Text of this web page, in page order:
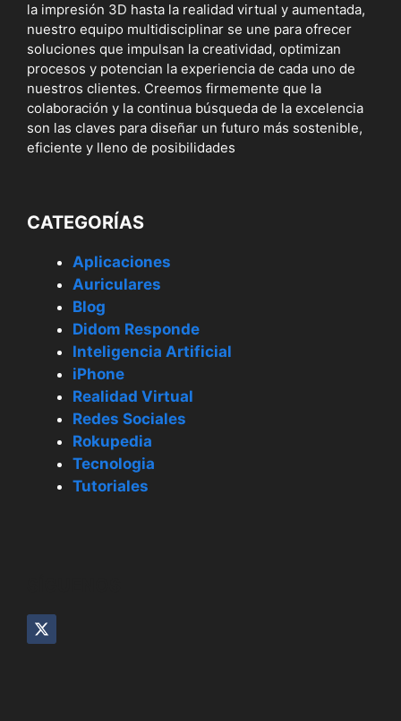
la impresión 3D hasta la realidad virtual y aumentada,
nuestro equipo multidisciplinar se une para ofrecer
soluciones que impulsan la creatividad, optimizan
procesos y potencian la experiencia de cada uno de
nuestros clientes. Creemos firmemente que la
colaboración y la continua búsqueda de la excelencia
son las claves para diseñar un futuro más sostenible,
eficiente y lleno de posibilidades
CATEGORÍAS
Aplicaciones
Auriculares
Blog
Didom Responde
Inteligencia Artificial
iPhone
Realidad Virtual
Redes Sociales
Rokupedia
Tecnologia
Tutoriales